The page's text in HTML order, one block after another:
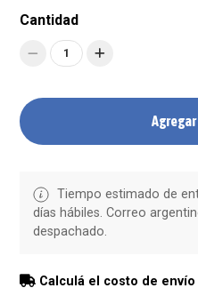
Cantidad
1
Tiempo estimado de
días hábiles. Correo
despachado.
Calculá el costo de envío